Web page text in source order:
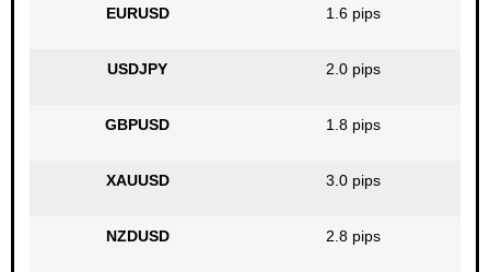
EURUSD 1.6 pips
USDJPY 2.0 pips
GBPUSD 1.8 pips
XAUUSD 3.0 pips
NZDUSD 2.8 pips